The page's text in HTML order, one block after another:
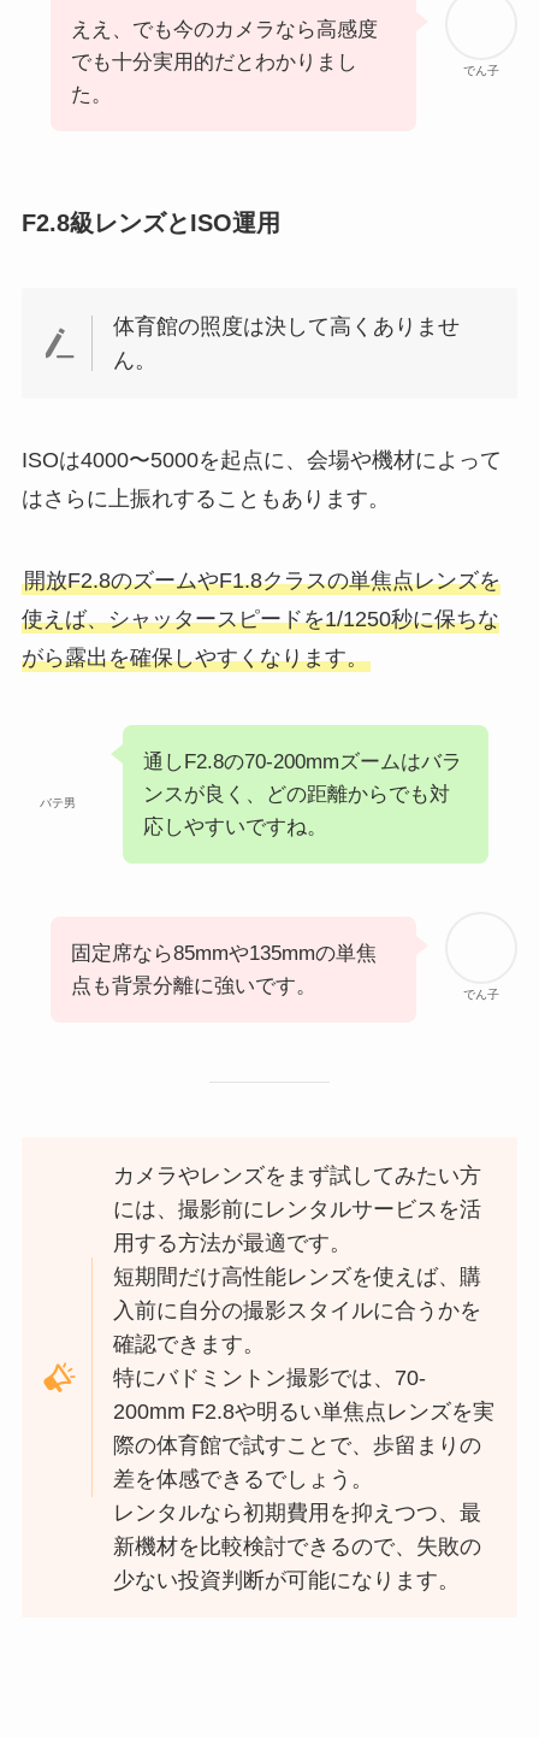
でん子
ええ、でも今のカメラなら高感度
でも十分実用的だとわかりまし
た。
F2.8級レンズとISO運用
体育館の照度は決して高くありませ
ん。
ISOは4000〜5000を起点に、会場や機材によって
はさらに上振れすることもあります。
開放F2.8のズームやF1.8クラスの単焦点レンズを
使えば、シャッタースピードを1/1250秒に保ちな
がら露出を確保しやすくなります。
バテ男
通しF2.8の70-200mmズームはバラ
ンスが良く、どの距離からでも対
応しやすいですね。
でん子
固定席なら85mmや135mmの単焦
点も背景分離に強いです。
カメラやレンズをまず試してみたい方
には、撮影前にレンタルサービスを活
用する方法が最適です。
短期間だけ高性能レンズを使えば、購
入前に自分の撮影スタイルに合うかを
確認できます。
特にバドミントン撮影では、70-
200mm F2.8や明るい単焦点レンズを実
際の体育館で試すことで、歩留まりの
差を体感できるでしょう。
レンタルなら初期費用を抑えつつ、最
新機材を比較検討できるので、失敗の
少ない投資判断が可能になります。